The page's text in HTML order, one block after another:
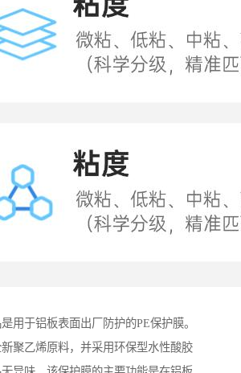
用于铝板表面出厂防护的PE保护膜。
聚乙烯原料，并采用环保型水性酸胶